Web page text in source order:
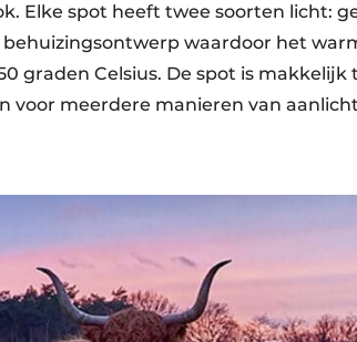
Elke spot heeft twee soorten licht:
behuizingsontwerp waardoor het
graden Celsius. De spot is
voor meerdere manieren van